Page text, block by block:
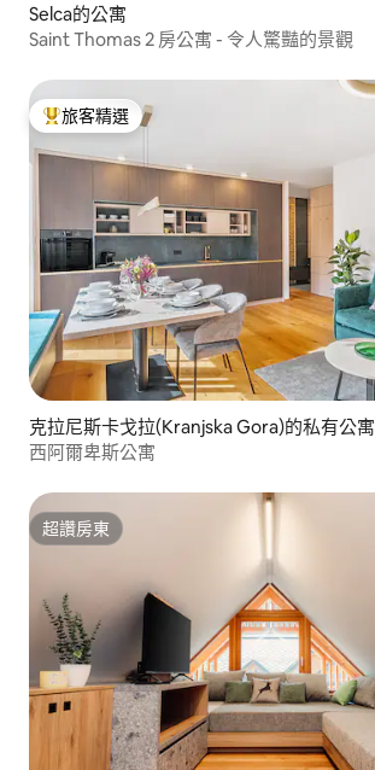
Selca的公寓
Saint Thomas 2 房公寓 - 令人驚豔的景觀
旅客精選榜首
旅客精選
克拉尼斯卡戈拉(Kranjska Gora)的私有公寓
西阿爾卑斯公寓
超讚房東
超讚房東